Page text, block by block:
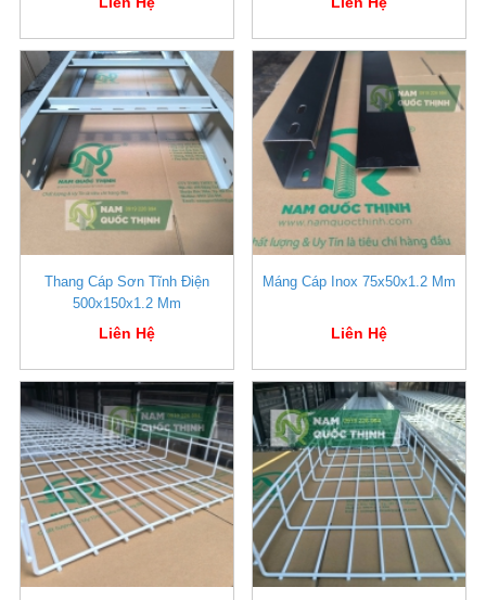
Thang Cáp Sơn Tĩnh Điện
500x150x1.2 Mm
Liên Hệ
Máng Cáp Inox 75x50x1.2 Mm
Liên Hệ